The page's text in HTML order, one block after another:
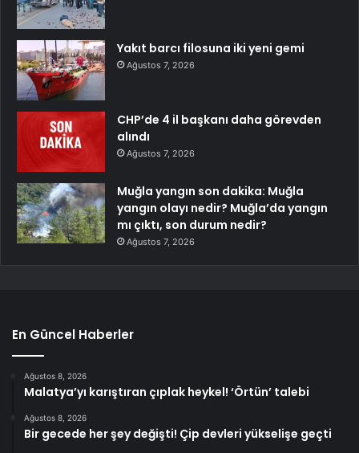
Yakıt barcı filosuna iki yeni gemi
Ağustos 7, 2026
CHP’de 4 il başkanı daha görevden
alındı
Ağustos 7, 2026
Muğla yangın son dakika: Muğla
yangın olayı nedir? Muğla’da yangın
mı çıktı, son durum nedir?
Ağustos 7, 2026
En Güncel Haberler
Ağustos 8, 2026
Malatya’yı karıştıran çıplak heykel! ‘Örtün’ talebi
Ağustos 8, 2026
Bir gecede her şey değişti! Çip devleri yükselişe geçti